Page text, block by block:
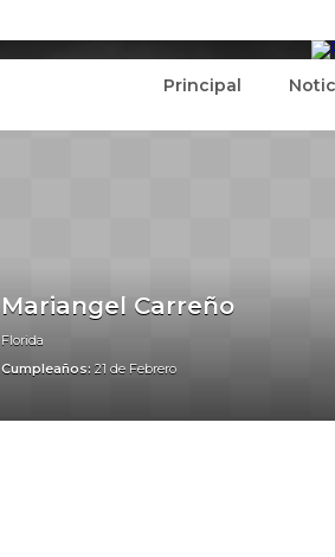
Principal
Mariangel Carreño
Florida
Cumpleaños: 21 de Febrero